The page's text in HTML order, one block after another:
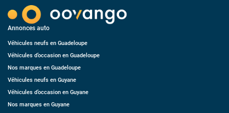
Annonces auto
Véhicules neufs en Guadeloupe
Véhicules d’occasion en Guadeloupe
Nos marques en Guadeloupe
Véhicules neufs en Guyane
Véhicules d’occasion en Guyane
Nos marques en Guyane